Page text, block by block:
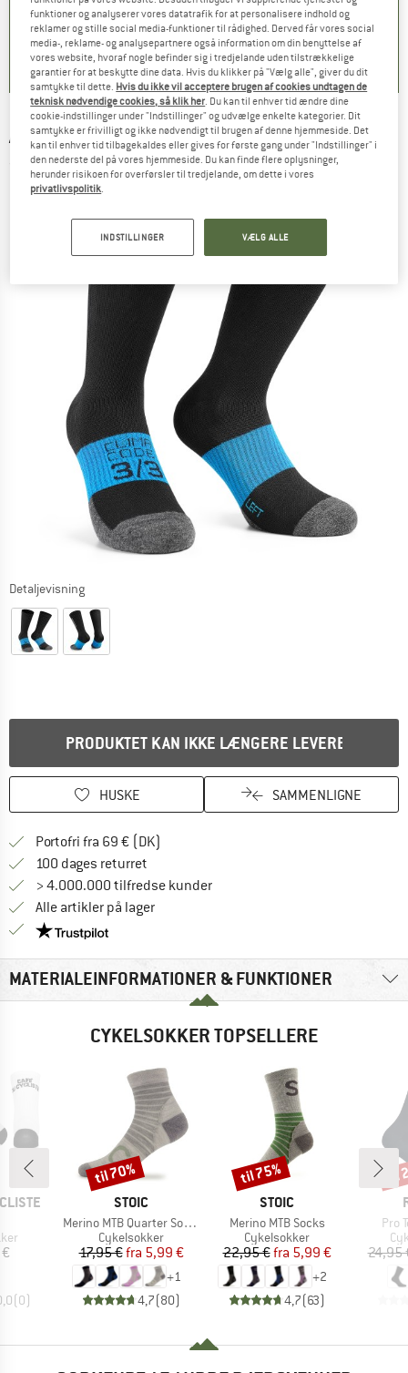
1
4,7(6) 4,7(3 )
ASSOS -Winter Socks Evo - Cykelsokker
(0)
Detaljevisning
PRODUKTET KAN IKKE LÆNGERE LEVERES
HUSKE SAMMENLIGNE
Portofri fra 69 € (DK)
100 dages returret
> 4.000.000 tilfredse kunder
Alle artikler på lager
Vi er Trustpilot-certificeret - oplysningerne får du
MATERIALEINFORMATIONER & FUNKTIONER
CYKELSOKKER TOPSELLERE
(0)
MÆRKE
STOIC
Artikel
Merino MTB Quarter Socks
Produktgruppe
Cykelsokker
Pris
17,95 € Nedsat pris
fra 5,99 €
+1
4,7(80)
Rabat
til 70%
MÆRKE
STOIC
Artikel
Merino MTB Socks
Produktgruppe
Cykelsokker
Pris
22,95 € Nedsat pris
fra 5,99 €
+2
4,7(63)
Rabat
til 75%
Pro
24,95
funktioner og analyserer vores datatrafik for at personalisere indhold og
reklamer og stille social media-funktioner til rådighed. Derved får vores social
media-, reklame- og analysepartnere også information om din benyttelse af
vores website, hvoraf nogle befinder sig i tredjelande uden tilstrækkelige
garantier for at beskytte dine data. Hvis du klikker på "Vælg alle", giver du dit
samtykke til dette. Hvis du ikke vil acceptere brugen af cookies undtagen de
teknisk nødvendige cookies, så klik her . Du kan til enhver tid ændre dine
cookie-indstillinger under "Indstillinger" og udvælge enkelte kategorier. Dit
samtykke er frivilligt og ikke nødvendigt til brugen af denne hjemmeside. Det
kan til enhver tid tilbagekaldes eller gives for første gang under "Indstillinger" i
den nederste del på vores hjemmeside. Du kan finde flere oplysninger,
herunder risikoen for overførsler til tredjelande, om dette i vores
privatlivspolitik
INDSTILLINGER VÆLG ALLE